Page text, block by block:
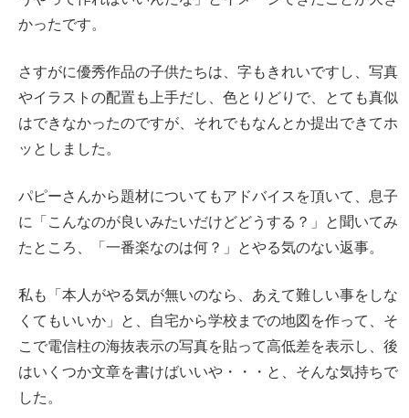
かったです。
さすがに優秀作品の子供たちは、字もきれいですし、写真
やイラストの配置も上手だし、色とりどりで、とても真似
はできなかったのですが、それでもなんとか提出できてホ
ッとしました。
パピーさんから題材についてもアドバイスを頂いて、息子
に「こんなのが良いみたいだけどどうする？」と聞いてみ
たところ、「一番楽なのは何？」とやる気のない返事。
私も「本人がやる気が無いのなら、あえて難しい事をしな
くてもいいか」と、自宅から学校までの地図を作って、そ
こで電信柱の海抜表示の写真を貼って高低差を表示し、後
はいくつか文章を書けばいいや・・・と、そんな気持ちで
した。